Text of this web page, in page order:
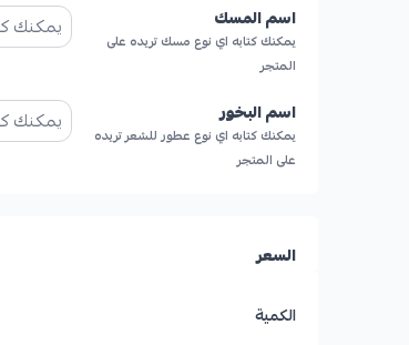
اسم المسك
يمكنك كتابه اي نوع مسك تريده على
المتجر
اسم البخور
يمكنك كتابه اي نوع عطور للشعر تريده
على المتجر
السعر
الكمية